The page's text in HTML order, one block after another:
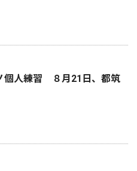
個人練習 ８月21日、都筑